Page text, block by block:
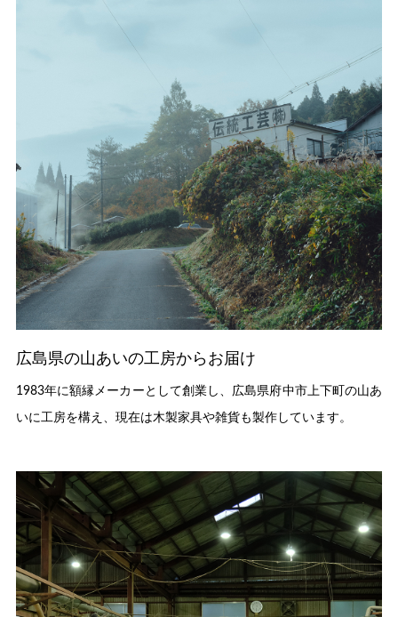
広島県の山あいの工房からお届け
1983年に額縁メーカーとして創業し、広島県府中市上下町の山あ
いに工房を構え、現在は木製家具や雑貨も製作しています。